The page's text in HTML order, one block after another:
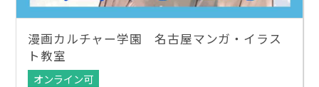
漫画カルチャー学園 名古屋マンガ・イラス
ト教室
オンライン可